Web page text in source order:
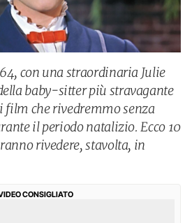
con una straordinaria Julie
baby-sitter più stravagante
film che rivedremmo senza
il periodo natalizio. Ecco 10
rivedere, stavolta, in
CONSIGLIATO